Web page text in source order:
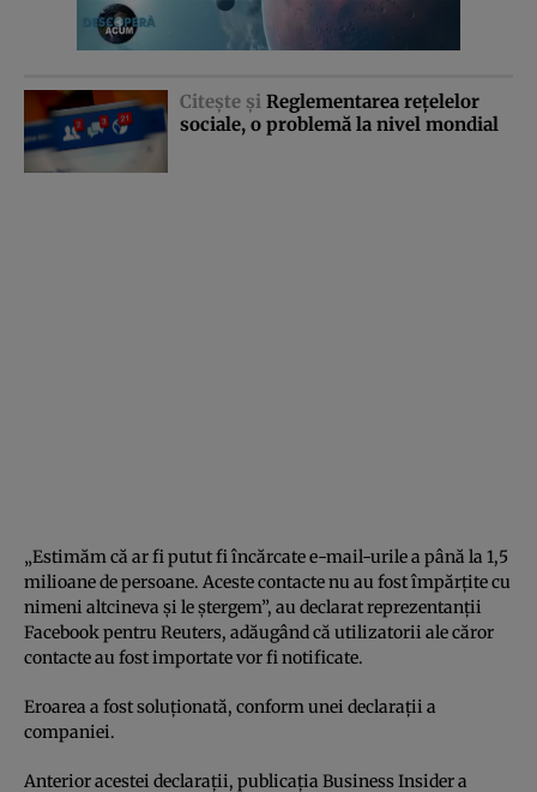
Citeşte şi Reglementarea reţelelor
sociale, o problemă la nivel mondial
„Estimăm că ar fi putut fi încărcate e-mail-urile a până la 1,5
milioane de persoane. Aceste contacte nu au fost împărţite cu
nimeni altcineva şi le ştergem”, au declarat reprezentanţii
Facebook pentru Reuters, adăugând că utilizatorii ale căror
contacte au fost importate vor fi notificate.
Eroarea a fost soluţionată, conform unei declaraţii a
companiei.
Anterior acestei declaraţii, publicaţia Business Insider a